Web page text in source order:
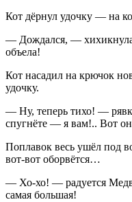
Кот дёрнул удочку — на
— Дождался, —
объела!
Кот насадил на крючок
удочку.
— Ну, теперь тихо! —
спугнёте — я вам!.. Вот
Поплавок весь ушёл под
вот-вот оборвётся…
— Хо-хо! — радуется
самая большая!